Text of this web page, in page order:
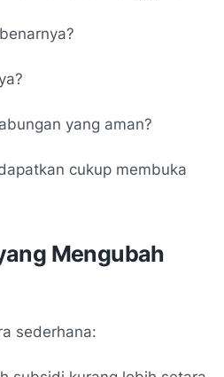
yang aman?
cukup membuka
Mengubah
sederhana: